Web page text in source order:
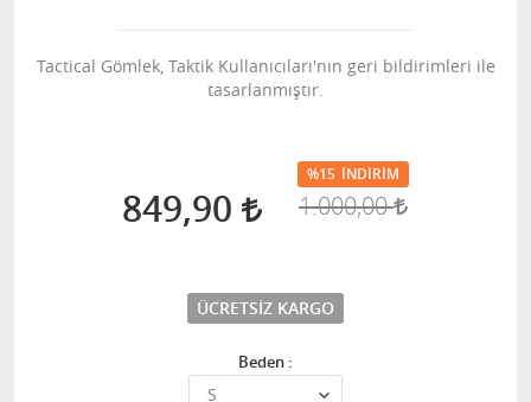
Tactical Gömlek, Taktik Kullanıcıları'nın geri bildirimleri ile
tasarlanmıştır.
849,90
%15 İNDIRIM
1.000,00
ÜCRETSIZ KARGO
Beden :